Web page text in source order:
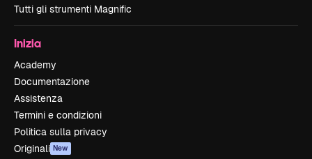
Tutti gli strumenti Magnific
Inizia
Academy
Documentazione
Assistenza
Termini e condizioni
Politica sulla privacy
Originali New